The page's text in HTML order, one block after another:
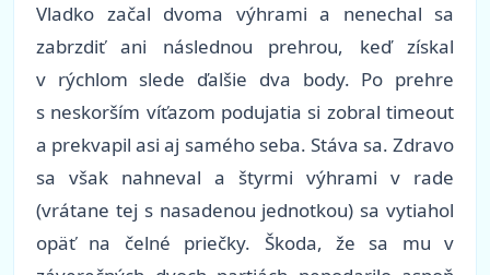
Vladko začal dvoma výhrami a nenechal sa
zabrzdiť ani následnou prehrou, keď získal
v rýchlom slede ďalšie dva body. Po prehre
s neskorším víťazom podujatia si zobral timeout
a prekvapil asi aj samého seba. Stáva sa. Zdravo
sa však nahneval a štyrmi výhrami v rade
(vrátane tej s nasadenou jednotkou) sa vytiahol
opäť na čelné priečky. Škoda, že sa mu v